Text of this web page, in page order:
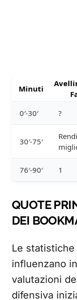
Minuti
0′-30′
?
30′-75′
76′-90′ 1
QUOTE
DEI
Le statistiche
influenzano
valutazioni
difensiva